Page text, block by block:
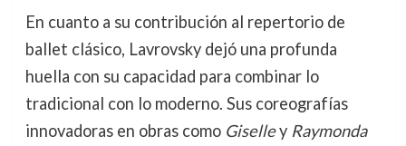
En cuanto a su contribución al repertorio de
ballet clásico, Lavrovsky dejó una profunda
huella con su capacidad para combinar lo
tradicional con lo moderno. Sus coreografías
innovadoras en obras como Giselley Raymonda